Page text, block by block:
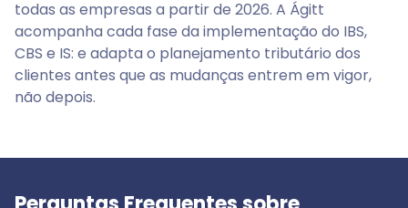
todas as empresas a partir de 2026. A Ágitt
acompanha cada fase da implementação do IBS,
CBS e IS: e adapta o planejamento tributário dos
clientes antes que as mudanças entrem em vigor,
não depois.